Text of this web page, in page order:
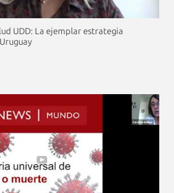
UDD: La ejemplar estrategia